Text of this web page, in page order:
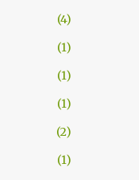
4
1
1
1
2
1